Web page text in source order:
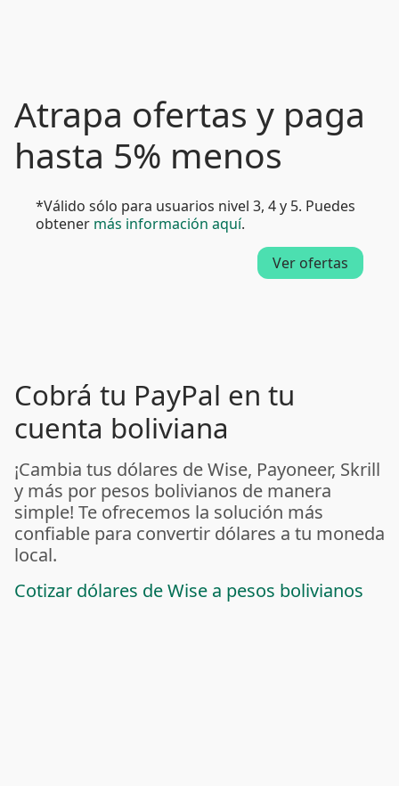
Atrapa ofertas y paga
hasta 5% menos
*Válido sólo para usuarios nivel 3, 4 y 5. Puedes
obtener más información aquí.
Ver ofertas
Cobrá tu PayPal en tu
cuenta boliviana
¡Cambia tus dólares de Wise, Payoneer, Skrill
y más por pesos bolivianos de manera
simple! Te ofrecemos la solución más
confiable para convertir dólares a tu moneda
local.
Cotizar dólares de Wise a pesos bolivianos